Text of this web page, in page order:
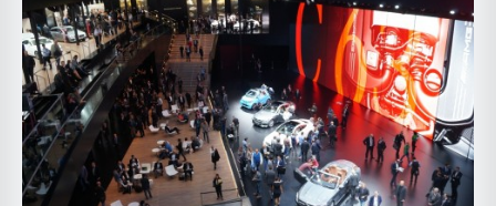
IAA
2017:
TOATE
PREMIERELE
de
la
Frankfurt